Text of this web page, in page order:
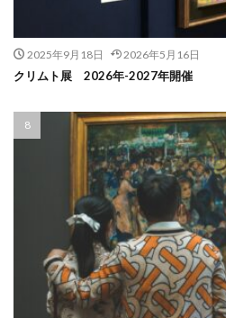
2025年9月18日 2026年5月16日
クリムト展 2026年-2027年開催